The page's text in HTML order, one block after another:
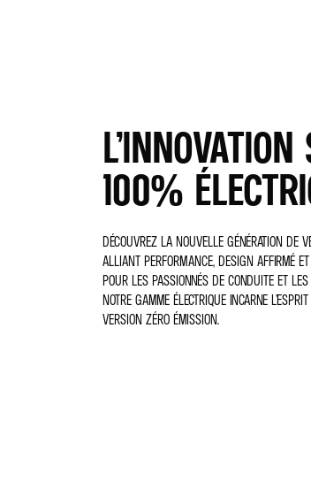
100%
DÉCOUVREZ LA NOUVELLE GÉNÉRATION DE
ALLIANT PERFORMANCE, DESIGN AFFIRMÉ
POUR LES PASSIONNÉS DE CONDUITE ET
NOTRE GAMME ÉLECTRIQUE INCARNE
VERSION ZÉRO ÉMISSION.